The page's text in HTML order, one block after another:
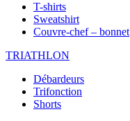
T-shirts
Sweatshirt
Couvre-chef – bonnet
TRIATHLON
Débardeurs
Trifonction
Shorts